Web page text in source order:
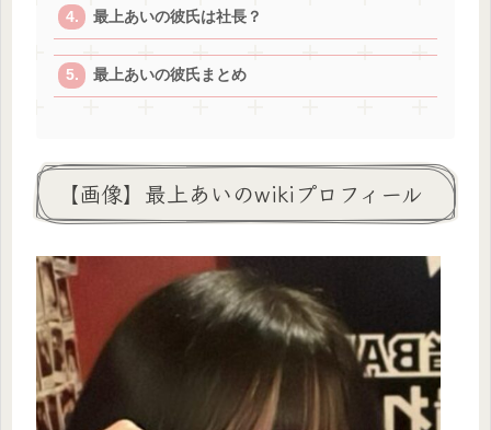
最上あいの彼氏は社長？
最上あいの彼氏まとめ
【画像】最上あいのwikiプロフィール